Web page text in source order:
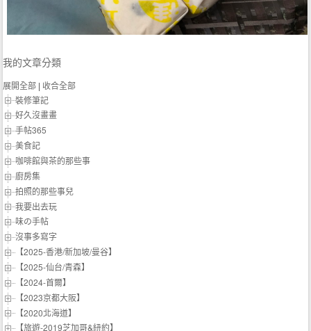
我的文章分類
展開全部 | 收合全部
裝修筆記
好久沒畫畫
手帖365
美食記
咖啡館與茶的那些事
廚房集
拍照的那些事兒
我要出去玩
味の手帖‬
沒事多寫字
【2025-香港/新加坡/曼谷】
【2025-仙台/青森】
【2024-首爾】
【2023京都大阪】
【2020北海道】
【旅遊-2019芝加哥&紐約】